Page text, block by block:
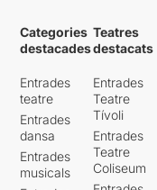
Categories
destacades
Entrades
teatre
Entrades
dansa
Entrades
musicals
Teatres
destacats
Entrades
Teatre
Tívoli
Entrades
Teatre
Coliseum